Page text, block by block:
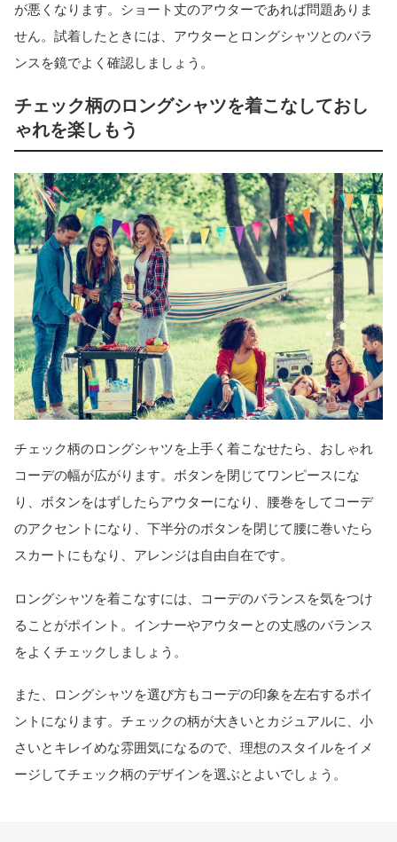
が悪くなります。ショート丈のアウターであれば問題ありま
せん。試着したときには、アウターとロングシャツとのバラ
ンスを鏡でよく確認しましょう。
チェック柄のロングシャツを着こなしておし
ゃれを楽しもう
チェック柄のロングシャツを上手く着こなせたら、おしゃれ
コーデの幅が広がります。ボタンを閉じてワンピースにな
り、ボタンをはずしたらアウターになり、腰巻をしてコーデ
のアクセントになり、下半分のボタンを閉じて腰に巻いたら
スカートにもなり、アレンジは自由自在です。
ロングシャツを着こなすには、コーデのバランスを気をつけ
ることがポイント。インナーやアウターとの丈感のバランス
をよくチェックしましょう。
また、ロングシャツを選び方もコーデの印象を左右するポイ
ントになります。チェックの柄が大きいとカジュアルに、小
さいとキレイめな雰囲気になるので、理想のスタイルをイメ
ージしてチェック柄のデザインを選ぶとよいでしょう。